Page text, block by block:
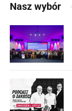
Nasz wybór